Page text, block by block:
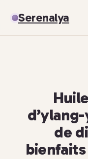
Serenalya
Spiritualité
Développement
de